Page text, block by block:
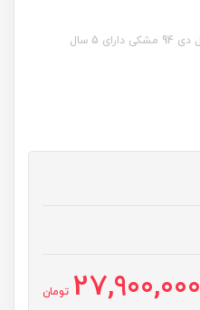
شیر سینک شیلنگ دار مارک زانتی مدل دی 94 مشکی دارای 5 سال
27,900,000 تومان